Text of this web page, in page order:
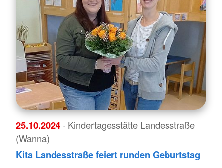
25.10.2024 · Kindertagesstätte Landesstraße
(Wanna)
Kita Landesstraße feiert runden Geburtstag